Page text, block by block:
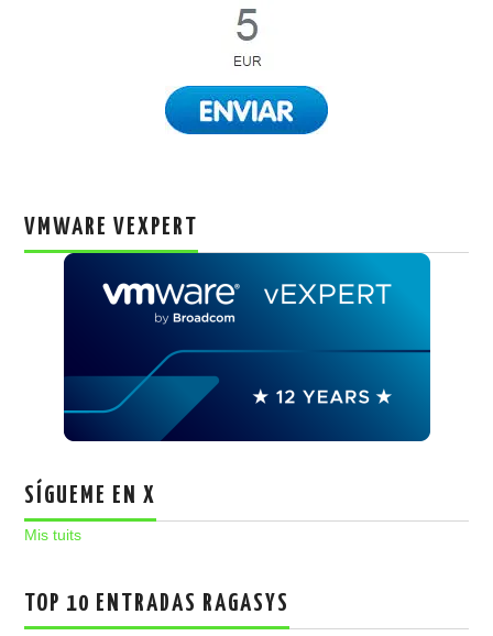
VMWARE VEXPERT
SÍGUEME EN X
Mis tuits
TOP 10 ENTRADAS RAGASYS